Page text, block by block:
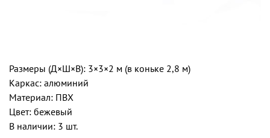
Размеры (Д×Ш×В): 3×3×2 м (в коньке 2,8 м)
Каркас: алюминий
Материал: ПВХ
Цвет: бежевый
В наличии: 3 шт.